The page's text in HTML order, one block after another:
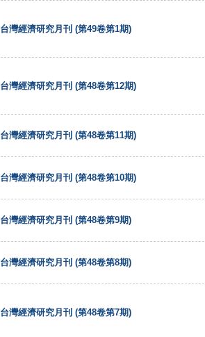
台灣經濟研究月刊 (第49卷第1期)
台灣經濟研究月刊 (第48卷第12期)
台灣經濟研究月刊 (第48卷第11期)
台灣經濟研究月刊 (第48卷第10期)
台灣經濟研究月刊 (第48卷第9期)
台灣經濟研究月刊 (第48卷第8期)
台灣經濟研究月刊 (第48卷第7期)